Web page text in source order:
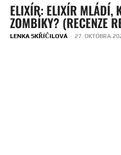
ELIXÍR: ELIXÍR MLÁDÍ,
ZOMBÍKY? (RECENZE
LENKA SKŘÍČILOVÁ - 27. OKTÓBRA